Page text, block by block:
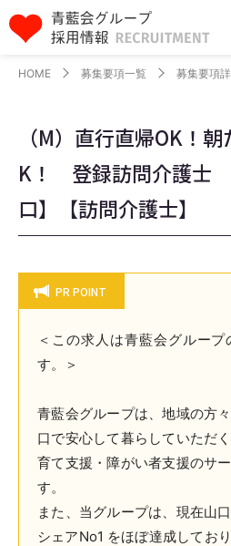
HOME 募集要項一覧 募集要項
（M）直行直帰OK！
K！ 登録訪問介護
口】【訪問介護士】
PR POINT
＜この求人は青藍会グルー
す。＞
青藍会グループは、地域の方
口で安心して暮らしていただ
育て支援・障がい者支援のサ
す。
また、当グループは、現在山
シェアNo1 をほぼ達成してお